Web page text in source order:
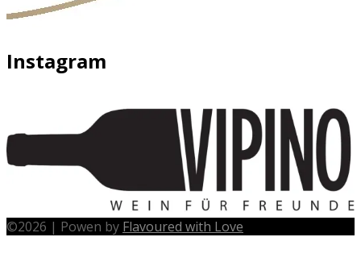
Instagram
©2026 | Powen by Flavoured with Love